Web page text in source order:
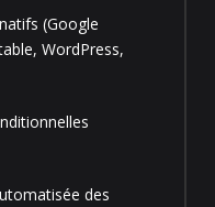
(Google
WordPress,
des